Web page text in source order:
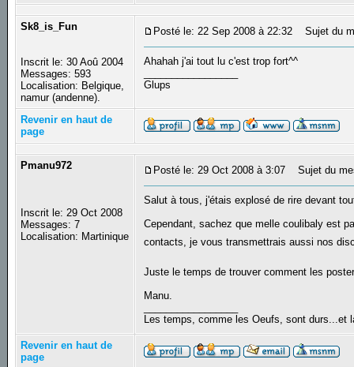
Sk8_is_Fun
Inscrit le: 30 Aoû 2004
Messages: 593
Localisation: Belgique,
namur (andenne).
Posté le: 22 Sep 2008 à 22:32 Sujet du
Ahahah j'ai tout lu c'est trop fort^^
Glups
Revenir en haut de
page
Pmanu972
Inscrit le: 29 Oct 2008
Messages: 7
Localisation: Martinique
Posté le: 29 Oct 2008 à 3:07 Sujet du
Salut à tous, j'étais explosé de rire devant
Cependant, sachez que melle coulibaly est
contacts, je vous transmettrais aussi nos
Juste le temps de trouver comment les
Manu.
Les temps, comme les Oeufs, sont
Revenir en haut de
page